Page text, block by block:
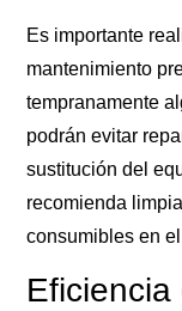
Es importante
mantenimiento
tempranamente
podrán evitar
sustitución del
recomienda
consumibles en